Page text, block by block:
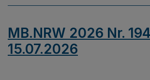
MB.NRW 2026 Nr.
15.07.2026